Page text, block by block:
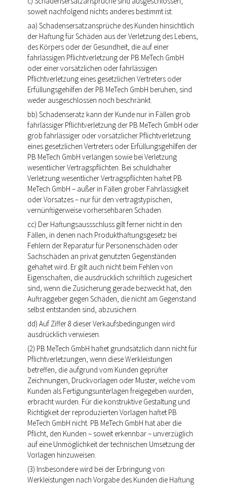
soweit nachfolgend nichts anderes bestimmt ist:
aa) Schadensersatzansprüche des Kunden hinsichtlich
der Haftung für Schäden aus der Verletzung des Lebens,
des Körpers oder der Gesundheit, die auf einer
fahrlässigen Pflichtverletzung der PB MeTech GmbH
oder einer vorsätzlichen oder fahrlässigen
Pflichtverletzung eines gesetzlichen Vertreters oder
Erfüllungsgehilfen der PB MeTech GmbH beruhen, sind
weder ausgeschlossen noch beschränkt.
bb) Schadenseratz kann der Kunde nur in Fällen grob
fahrlässiger Pflichtverletzung der PB MeTech GmbH oder
grob fahrlässiger oder vorsätzlicher Pflichtverletzung
eines gesetzlichen Vertreters oder Erfüllungsgehilfen der
PB MeTech GmbH verlangen sowie bei Verletzung
wesentlicher Vertragspflichten. Bei schuldhafter
Verletzung wesentlicher Vertragspflichten haftet PB
MeTech GmbH – außer in Fällen grober Fahrlässigkeit
oder Vorsatzes – nur für den vertragstypischen,
vernünftigerweise vorhersehbaren Schaden.
cc) Der Haftungsaussschluss gilt ferner nicht in den
Fällen, in denen nach Produkthaftungsgesetz bei
Fehlern der Reparatur für Personenschäden oder
Sachschäden an privat genutzten Gegenständen
gehaftet wird. Er gilt auch nicht beim Fehlen von
Eigenschaften, die ausdrücklich schriftlich zugesichert
sind, wenn die Zusicherung gerade bezweckt hat, den
Auftraggeber gegen Schäden, die nicht am Gegenstand
selbst entstanden sind, abzusichern.
dd) Auf Ziffer 8 dieser Verkaufsbedingungen wird
ausdrücklich verwiesen.
(2) PB MeTech GmbH haftet grundsätzlich dann nicht für
Pflichtverletzungen, wenn diese Werkleistungen
betreffen, die aufgrund vom Kunden geprüfter
Zeichnungen, Druckvorlagen oder Muster, welche vom
Kunden als Fertigungsunterlagen freigegeben wurden,
erbracht wurden. Für die konstruktive Gestaltung und
Richtigkeit der reproduzierten Vorlagen haftet PB
MeTech GmbH nicht. PB MeTech GmbH hat aber die
Pflicht, den Kunden – soweit erkennbar – unverzüglich
auf eine Unmöglichkeit der technischen Umsetzung der
Vorlagen hinzuweisen.
(3) Insbesondere wird bei der Erbringung von
Werkleistungen nach Vorgabe des Kunden die Haftung